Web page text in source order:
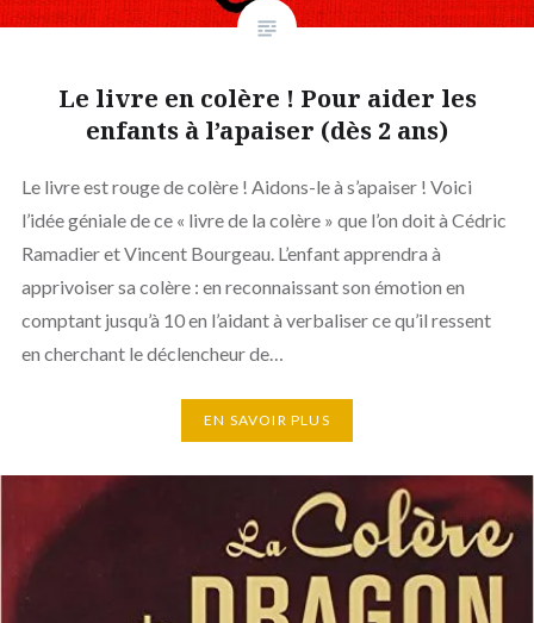
Le livre en colère ! Pour aider les
enfants à l’apaiser (dès 2 ans)
Le livre est rouge de colère ! Aidons-le à s’apaiser ! Voici
l’idée géniale de ce « livre de la colère » que l’on doit à Cédric
Ramadier et Vincent Bourgeau. L’enfant apprendra à
apprivoiser sa colère : en reconnaissant son émotion en
comptant jusqu’à 10 en l’aidant à verbaliser ce qu’il ressent
en cherchant le déclencheur de…
EN SAVOIR PLUS